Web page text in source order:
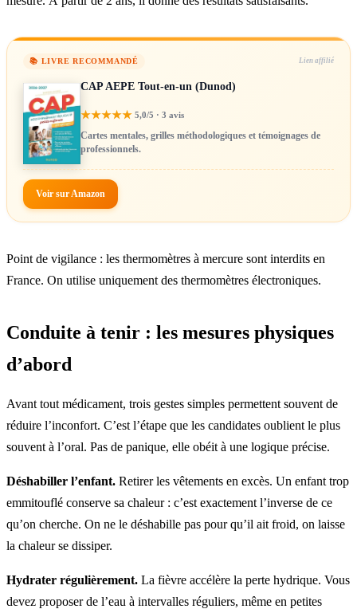
📚 LIVRE RECOMMANDÉ Lien affilié
CAP AEPE Tout-en-un (Dunod)
★★★★★ 5,0/5 · 3 avis
Cartes mentales, grilles méthodologiques et témoignages de
professionnels.
Voir sur Amazon
Point de vigilance : les thermomètres à mercure sont interdits en
France. On utilise uniquement des thermomètres électroniques.
Conduite à tenir : les mesures physiques
d’abord
Avant tout médicament, trois gestes simples permettent souvent de
réduire l’inconfort. C’est l’étape que les candidates oublient le plus
souvent à l’oral. Pas de panique, elle obéit à une logique précise.
Déshabiller l’enfant. Retirer les vêtements en excès. Un enfant trop
emmitouflé conserve sa chaleur : c’est exactement l’inverse de ce
qu’on cherche. On ne le déshabille pas pour qu’il ait froid, on laisse
la chaleur se dissiper.
Hydrater régulièrement. La fièvre accélère la perte hydrique. Vous
devez proposer de l’eau à intervalles réguliers, même en petites